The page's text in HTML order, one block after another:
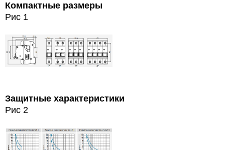
Компактные размеры
Рис 1
Защитные характеристики
Рис 2